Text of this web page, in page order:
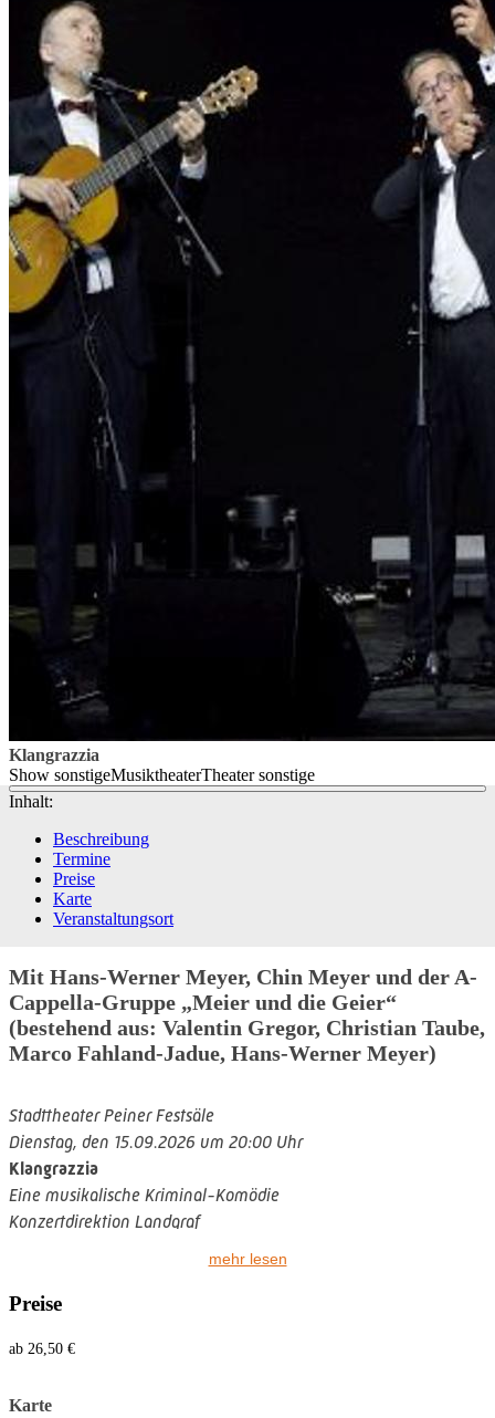
Klangrazzia
Show sonstigeMusiktheaterTheater sonstige
Inhalt:
Beschreibung
Termine
Preise
Karte
Veranstaltungsort
Mit Hans-Werner Meyer, Chin Meyer und der A-
Cappella-Gruppe „Meier und die Geier“
(bestehend aus: Valentin Gregor, Christian Taube,
Marco Fahland-Jadue, Hans-Werner Meyer)
Stadttheater Peiner Festsäle
Dienstag, den 15.09.2026 um 20:00 Uhr
Klangrazzia
Eine musikalische Kriminal-Komödie
Konzertdirektion Landgraf
Christian Taube, Marco Fahland-
mehr lesen
Preise
ab 26,50 €
Karte